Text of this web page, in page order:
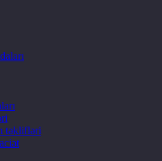
təklifləri